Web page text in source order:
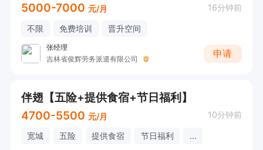
5000-7000 元/月 16分钟前
不限 免费培训 晋升空间
张经理
吉林省俊辉劳务派遣有限公司
申请
伴翅【五险+提供食宿+节日福利】
4700-5500 元/月 10分钟前
宽城 五险 提供食宿 节日福利 ...